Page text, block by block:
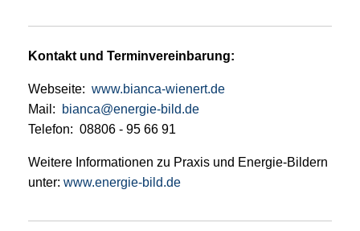
Kontakt und Terminvereinbarung:
Webseite: www.bianca-wienert.de
Mail:
bianca@energie-bild.de
Telefon: 08806 - 95 66 91
Weitere Informationen zu Praxis und Energie-Bildern
unter: www.energie-bild.de